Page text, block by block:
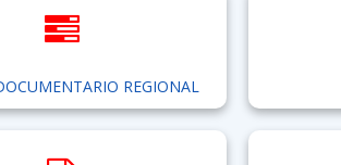
REGIONAL